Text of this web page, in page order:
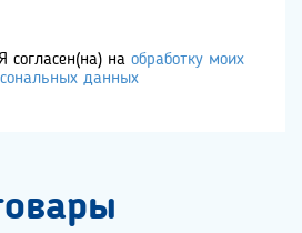
Я согласен(на) на обработку моих
данных